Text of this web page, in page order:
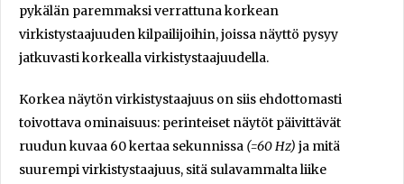
pykälän paremmaksi verrattuna korkean
virkistystaajuuden kilpailijoihin, joissa näyttö pysyy
jatkuvasti korkealla virkistystaajuudella.
Korkea näytön virkistystaajuus on siis ehdottomasti
toivottava ominaisuus: perinteiset näytöt päivittävät
ruudun kuvaa 60 kertaa sekunnissa (=60 Hz) ja mitä
suurempi virkistystaajuus, sitä sulavammalta liike